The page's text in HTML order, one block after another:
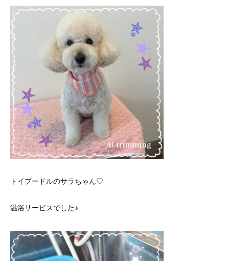
トイプードルのサラちゃん♡
温浴サービスでした♪